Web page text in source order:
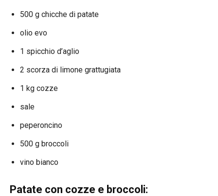
500 g chicche di patate
olio evo
1 spicchio d’aglio
2 scorza di limone grattugiata
1 kg cozze
sale
peperoncino
500 g broccoli
vino bianco
Patate con cozze e broccoli: